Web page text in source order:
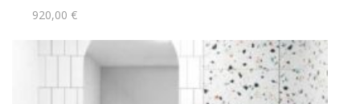
920,00 €